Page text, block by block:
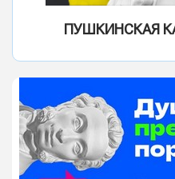
ПУШКИНСКАЯ